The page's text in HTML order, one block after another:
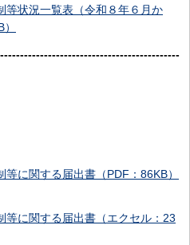
等状況一覧表（令和８年６月か
に関する届出書（PDF：86KB）
等に関する届出書（エクセル：23